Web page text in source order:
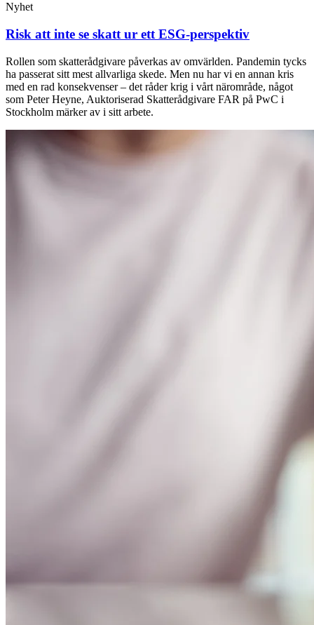
Nyhet
Risk att inte se skatt ur ett ESG-perspektiv
Rollen som skatterådgivare påverkas av omvärlden. Pandemin tycks
ha passerat sitt mest allvarliga skede. Men nu har vi en annan kris
med en rad konsekvenser – det råder krig i vårt närområde, något
som Peter Heyne, Auktoriserad Skatterådgivare FAR på PwC i
Stockholm märker av i sitt arbete.